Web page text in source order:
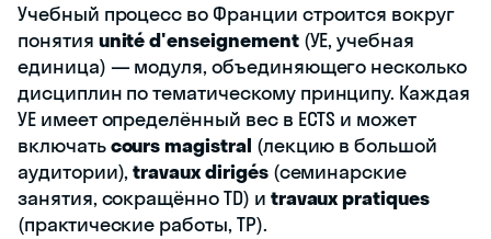
Учебный процесс во Франции строится вокруг
понятия unité d'enseignement(УЕ, учебная
единица) — модуля, объединяющего несколько
дисциплин по тематическому принципу. Каждая
УЕ имеет определённый вес в ECTS и может
включатьcours magistral (лекцию в большой
аудитории),travaux dirigés(семинарские
занятия, сокращённо TD) и travaux pratiques
(практические работы, TP).